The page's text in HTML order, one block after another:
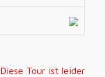
Diese Tour ist leider